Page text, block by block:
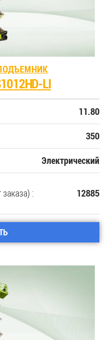
LI
11.80
350
Электрический
: 12885